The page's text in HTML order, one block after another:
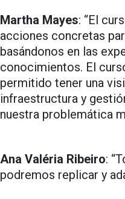
Martha Mayes: “El
acciones concretas
basándonos en las
conocimientos. El
permitido tener una
infraestructura y
nuestra problemática
Ana Valéria Ribeiro:
podremos replicar y